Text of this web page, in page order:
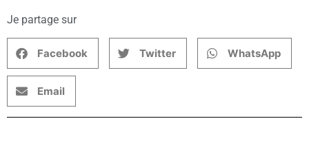
Je partage sur
Facebook Twitter WhatsApp
Email